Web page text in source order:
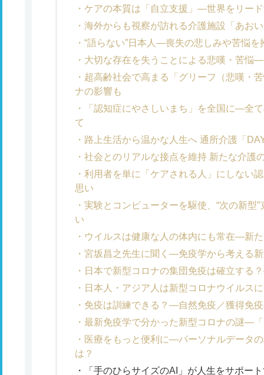
ケアの本質は「自立支援」―世界をリー
海外からも視察が訪れる介護施設「あお
“語らない”日本人―喪失の悲しみや苦悩
大切な存在を失うことによる悲嘆・苦悩
超高齢社会で高まる「グリーフ（悲嘆・
ナの影響も
「認知症にやさしいまち」を全国に―全
て
路上生活から温かな人生へ 通所介護「
社会とのリアルな接点を維持 新たな介護
利用者を単に「ケアされる人」にしない
思い
実験とコンピューターを駆使、“次の新型
い
ウイルスは健康な人の体内にも常在―新
宮坂昌之先生に聞く―免疫学から考える
日本で新型コロナの集団免疫は確立する
日本人・アジア人は新型コロナウイルス
免疫は訓練できる？―自然免疫／獲得免
最新免疫学で分かった新型コロナの謎―
医療をもっと便利に―パーソナルデータ
は？
「手のひらサイズのAI」が人生をサポー